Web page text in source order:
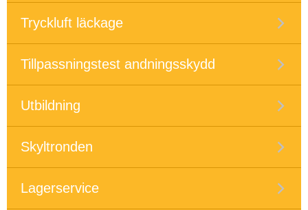
Tryckluft läckage
Tillpassningstest andningsskydd
Utbildning
Skyltronden
Lagerservice